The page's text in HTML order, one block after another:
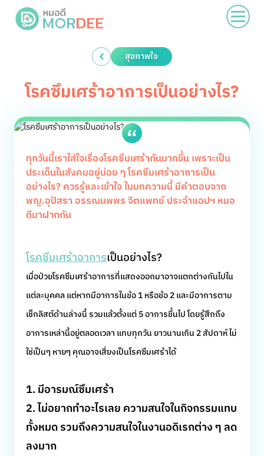
สุขภาพใจ
โรคซึมเศร้าอาการเป็นอย่างไร?
ทุกวันนี้เราใส่ใจเรื่องโรคซึมเศร้ากันมากขึ้น เพราะเป็น
ประเด็นในสังคมอยู่บ่อย ๆ โรคซึมเศร้าอาการเป็น
อย่างไร? ควรรู้และเข้าใจ ในบทความนี้ มีคำตอบจาก
พญ.อุปัสรา อรรณนพพร จิตแพทย์ ประจำแอปฯ หมอ
ดีมาฝากกัน
โรคซึมเศร้าอาการเป็นอย่างไร?
เมื่อป่วยโรคซึมเศร้าอาการที่แสดงออกมาอาจแตกต่างกันไปใน
แต่ละบุคคล แต่หากมีอาการในข้อ 1 หรือข้อ 2 และมีอาการตาม
เช็กลิสต์ด้านล่างนี้ รวมแล้วตั้งแต่ 5 อาการขึ้นไป โดยรู้สึกถึง
อาการเหล่านี้อยู่ตลอดเวลา แทบทุกวัน ยาวนานเกิน 2 สัปดาห์ ไม่
ใช่เป็นๆ หายๆ คุณอาจเสี่ยงเป็นโรคซึมเศร้าได้
1. มีอารมณ์ซึมเศร้า
2. ไม่อยากทำอะไรเลย ความสนใจในกิจกรรมแทบ
ทั้งหมด รวมถึงความสนใจในงานอดิเรกต่าง ๆ ลด
ลงมาก